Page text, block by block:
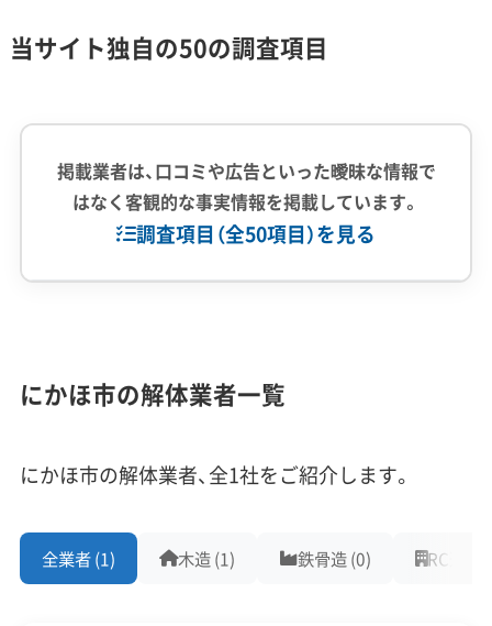
が業者によって大きく異なるケー
から相見積もりを取り、費用の内訳
をしっかり説明してくれる誠実な
会社を見つけることが、後悔しない
ための第一歩です。
体の課題
TDKの創業地として発展したにかほ市では、高
度経済成長期に建てられた大規模なRC造（鉄筋
コンクリート造）の社宅群が一斉に老朽化し、
当サイト独自の50の調査項目
掲載業者は、口コミや広告といった曖昧な情報で
はなく客観的な事実情報を掲載しています。
調査項目（全50項目）を見る
従業員30人以上
中間処理場保有
公共工事の経験
アスベストレベル1,2除去 ブロック塀
土木工事
にかほ市の解体業者一覧
にかほ市の解体業者、全1社をご紹介します。
全業者 (1) 木造 (1) 鉄骨造 (0) RC造 (0)